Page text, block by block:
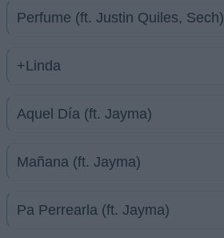
Perfume (ft. Justin Quiles, Sech)
+Linda
Aquel Día (ft. Jayma)
Mañana (ft. Jayma)
Pa Perrearla (ft. Jayma)